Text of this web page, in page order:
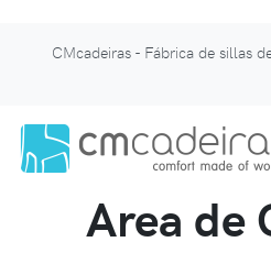
CMcadeiras - Fábrica de sillas
Area de